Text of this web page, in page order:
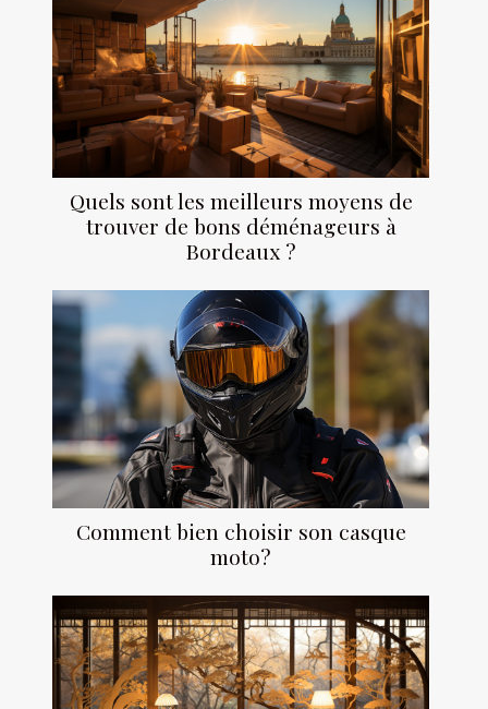
Quels sont les meilleurs moyens de
trouver de bons déménageurs à
Bordeaux ?
Comment bien choisir son casque
moto?